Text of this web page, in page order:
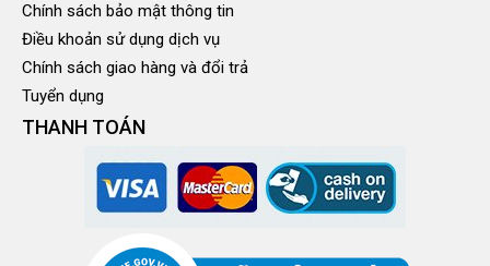
Chính sách bảo mật thông tin
Điều khoản sử dụng dịch vụ
Chính sách giao hàng và đổi trả
Tuyển dụng
THANH TOÁN